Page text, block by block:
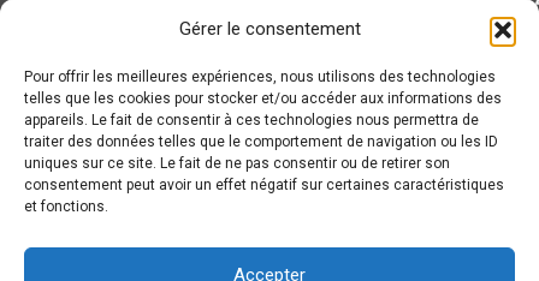
Gérer le consentement
Pour offrir les meilleures expériences, nous utilisons des technologies
telles que les cookies pour stocker et/ou accéder aux informations des
appareils. Le fait de consentir à ces technologies nous permettra de
traiter des données telles que le comportement de navigation ou les ID
uniques sur ce site. Le fait de ne pas consentir ou de retirer son
consentement peut avoir un effet négatif sur certaines caractéristiques
et fonctions.
Accepter
Newsletter